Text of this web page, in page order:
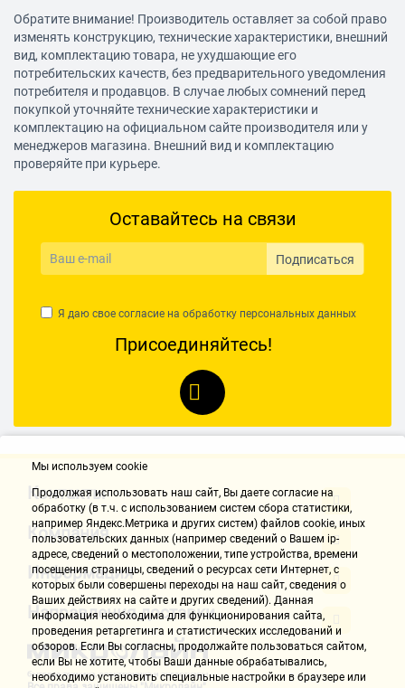
Комментарий:
В использовании с 2010г, брался для работ по дому, ремонту/
стройке. За это время не подвел, сборка еще Германия.
Используются пилки Bosch, часто приходилось делать
продольный рез бруса 50-60мм, лобзик справляется без проблем.
Имя не указано
17.01.2021, 12:32
долго и каждый день работает
Недостатки:
Комментарий:
застучал - выработалась смазка. Разобрал, почистил, смазал.
Когда разбирал, выяснил, что более качественно сделанного
лобзика у меня еще не было, внутри все очень точно и надежно.
Еще он узкий, благодаря этому можно выпиливать столешницу
близко от стены. Работает тихо и плавно. Опилки сдувает очень
от половины до минимума. В этой ценовой категории ему нет
равных. Ход пилки больше, чем у одногрупников. Штампованная
стальная платформа мне нравится больше, чем литая из какого-
то материала (после того как сломалась литая у предыдущего
лобзика). После того как производство Метабо переместилось в
Китай, эргономика инструмента стала лучше. Раньше была
просто топорная. Если, вдруг, сломается, куплю такой же.
Сергей Л.
17.01.2021, 12:32
Обратите внимание! Производитель оставляет за собой право
изменять конструкцию, технические характеристики, внешний
вид, комплектацию товара, не ухудшающие его
потребительских качеств, без предварительного уведомления
потребителя и продавцов. В случае любых сомнений перед
покупкой уточняйте технические характеристики и
комплектацию на официальном сайте производителя или у
менеджеров магазина. Внешний вид и комплектацию
проверяйте при курьере.
Оставайтесь на связи
Подписаться
Я даю свое согласие на обработку персональных данных
Присоединяйтесь!
Контакты
Компания
Информация
Направления доставки
Мы используем cookie
Продолжая использовать наш cайт, Вы даете согласие на
обработку (в т.ч. с использованием систем сбора статистики,
например Яндекс.Метрика и других систем) файлов cookie, иных
пользовательских данных (например сведений о Вашем ip-
адресе, сведений о местоположении, типе устройства, времени
посещения страницы, сведений о ресурсах сети Интернет, с
которых были совершены переходы на наш сайт, сведения о
Ваших действиях на сайте и других сведений). Данная
информация необходима для функционирования сайта,
проведения ретаргетинга и статистических исследований и
обзоров. Если Вы согласны, продолжайте пользоваться сайтом,
если Вы не хотите, чтобы Ваши данные обрабатывались,
необходимо установить специальные настройки в браузере или